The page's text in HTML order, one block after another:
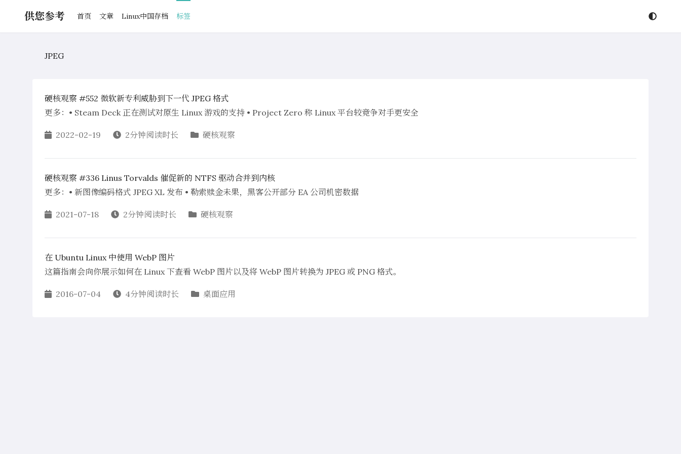
供您参考 首页 文章 Linux中国存档 标签
JPEG
硬核观察 #552 微软新专利威胁到下一代 JPEG 格式
更多：• Steam Deck 正在测试对原生 Linux 游戏的支持 • Project Zero 称 Linux 平台较竞争对手更安全
2022-02-19 2分钟阅读时长 硬核观察
硬核观察 #336 Linus Torvalds 催促新的 NTFS 驱动合并到内核
更多：• 新图像编码格式 JPEG XL 发布 • 勒索赎金未果，黑客公开部分 EA 公司机密数据
2021-07-18 2分钟阅读时长 硬核观察
在 Ubuntu Linux 中使用 WebP 图片
这篇指南会向你展示如何在 Linux 下查看 WebP 图片以及将 WebP 图片转换为 JPEG 或 PNG 格式。
2016-07-04 4分钟阅读时长 桌面应用